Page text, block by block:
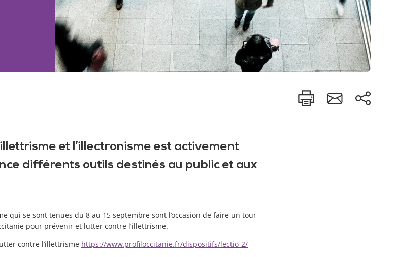
et l’illectronisme est activement
différents outils destinés au public et aux
qui se sont tenues du 8 au 15 septembre sont l’occasion de faire un tour
pour prévenir et lutter contre l’illettrisme.
contre l’illettrisme https://www.profiloccitanie.fr/dispositifs/lectio-2/